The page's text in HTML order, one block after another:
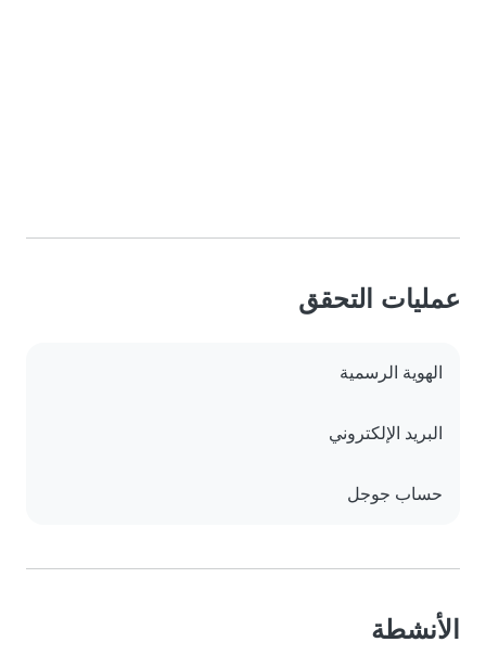
عمليات التحقق
الهوية الرسمية
البريد الإلكتروني
حساب جوجل
الأنشطة